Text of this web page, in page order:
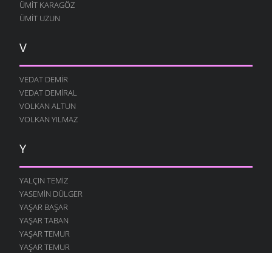
ÜMIT KARAGÖZ
ÜMIT UZUN
V
VEDAT DEMIR
VEDAT DEMIRAL
VOLKAN ALTUN
VOLKAN YILMAZ
Y
YALÇIN TEMIZ
YASEMIN DÜLGER
YAŞAR BAŞAR
YAŞAR TABAN
YAŞAR TEMUR
YAŞAR TEMUR